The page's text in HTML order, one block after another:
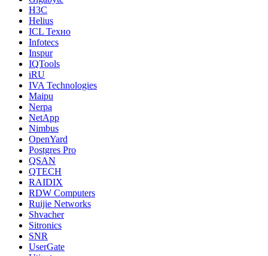
H3C
Helius
ICL Техно
Infotecs
Inspur
IQTools
iRU
IVA Technologies
Maipu
Nerpa
NetApp
Nimbus
OpenYard
Postgres Pro
QSAN
QTECH
RAIDIX
RDW Computers
Ruijie Networks
Shvacher
Sitronics
SNR
UserGate